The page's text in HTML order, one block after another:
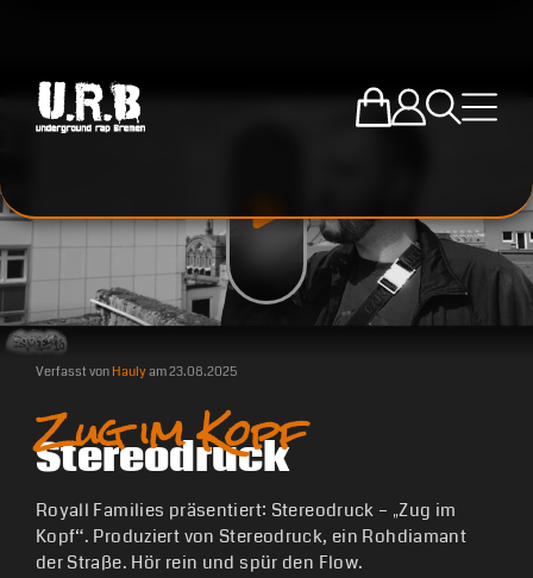
Zum U.R.B-
Einloggen
SucheMenü
Verfasst vonHaulyam23.08.2025
Zug im Kopf
Stereodruck
Royall Families präsentiert: Stereodruck – „Zug im
Kopf“. Produziert von Stereodruck, ein Rohdiamant
der Straße. Hör rein und spür den Flow.